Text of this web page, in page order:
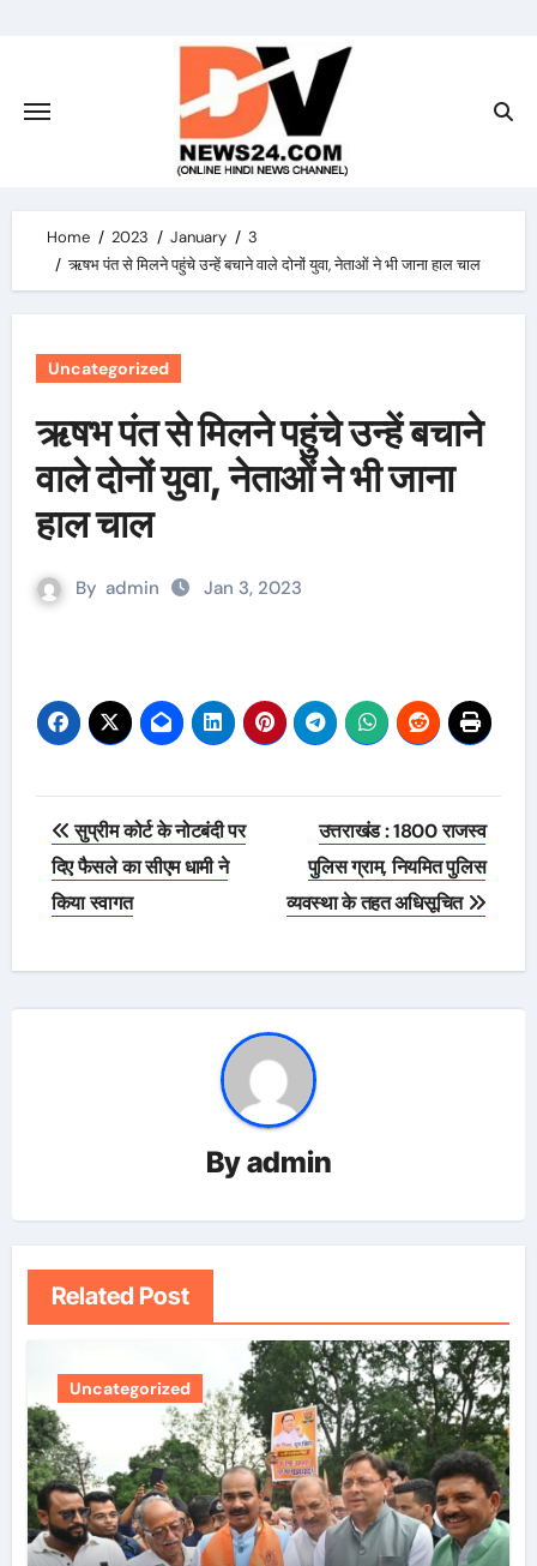
Home 2023 January
3
ऋषभ पंत से मिलने पहुंचे उन्हें बचाने वाले दोनों युवा, नेताओं ने भी जाना हाल चाल
Uncategorized
ऋषभ पंत से मिलने पहुंचे उन्हें बचाने
वाले दोनों युवा, नेताओं ने भी जाना
हाल चाल
By admin Jan 3, 2023
Post
navigation
सुप्रीम कोर्ट के नोटबंदी पर
दिए फैसले का सीएम धामी ने
किया स्वागत
उत्तराखंड : 1800 राजस्व
पुलिस ग्राम, नियमित पुलिस
व्यवस्था के तहत अधिसूचित
Byadmin
Related Post
Uncategorized